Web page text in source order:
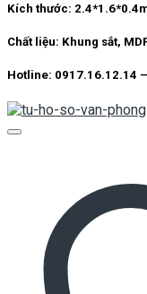
Kích thước:
Chất liệu: Khung sắt,
Hotline: 0917.16.12.14